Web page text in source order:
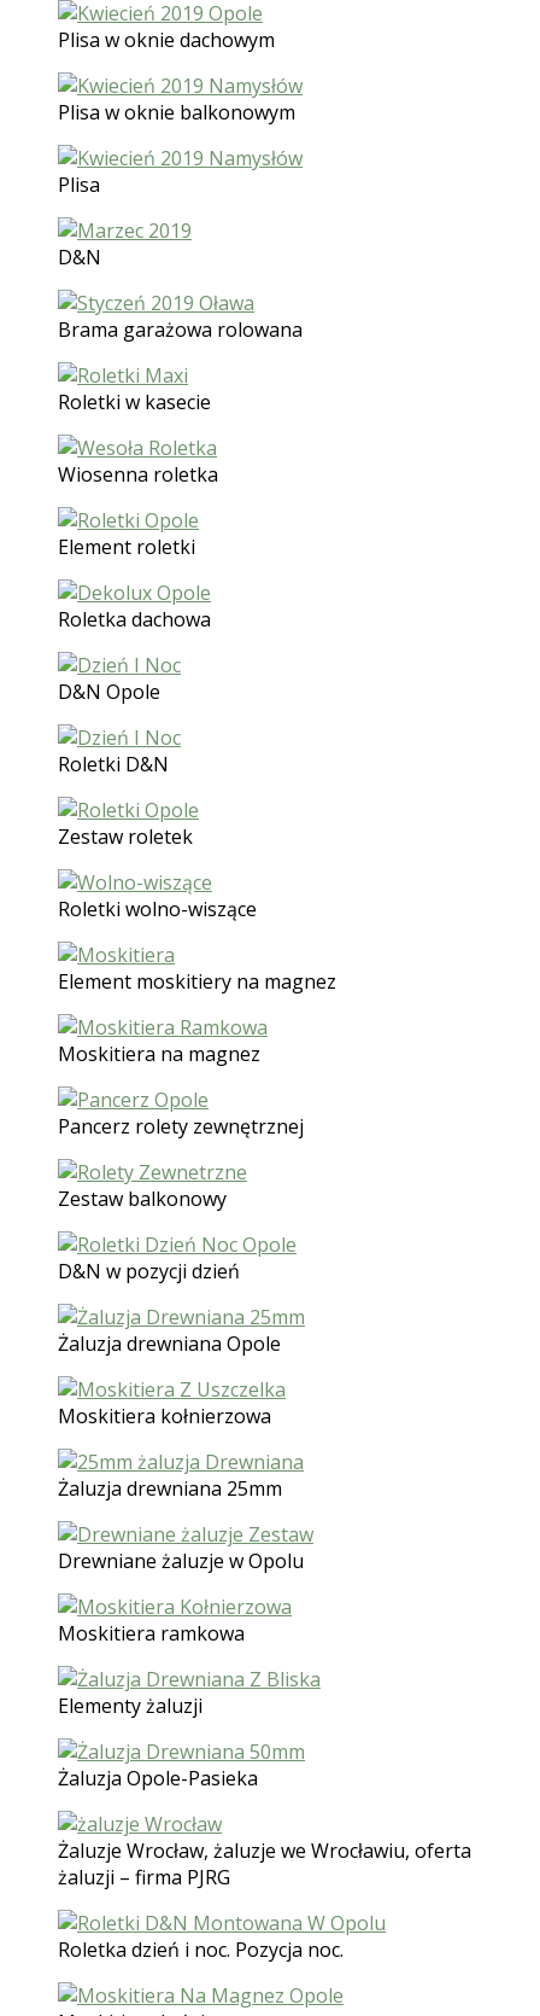
Plisa w oknie dachowym
Plisa w oknie balkonowym
Plisa
D&N
Brama garażowa rolowana
Roletki w kasecie
Wiosenna roletka
Element roletki
Roletka dachowa
D&N Opole
Roletki D&N
Zestaw roletek
Roletki wolno-wiszące
Element moskitiery na magnez
Moskitiera na magnez
Pancerz rolety zewnętrznej
Zestaw balkonowy
D&N w pozycji dzień
Żaluzja drewniana Opole
Moskitiera kołnierzowa
Żaluzja drewniana 25mm
Drewniane żaluzje w Opolu
Moskitiera ramkowa
Elementy żaluzji
Żaluzja Opole-Pasieka
Żaluzje Wrocław, żaluzje we Wrocławiu, oferta
żaluzji – firma PJRG
Roletka dzień i noc. Pozycja noc.